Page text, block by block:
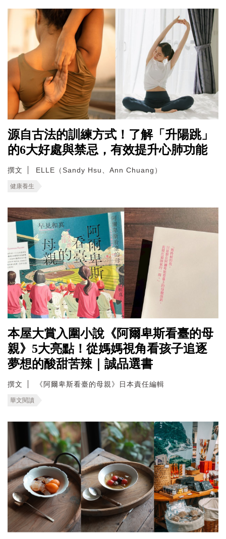
源自古法的訓練方式！了解「升陽跳」
的6大好處與禁忌，有效提升心肺功能
撰文 ELLE（Sandy Hsu、Ann Chuang）
健康養生
本屋大賞入圍小說《阿爾卑斯看臺的母
親》5大亮點！從媽媽視角看孩子追逐
夢想的酸甜苦辣｜誠品選書
撰文 《阿爾卑斯看臺的母親》日本責任編輯
華文閱讀